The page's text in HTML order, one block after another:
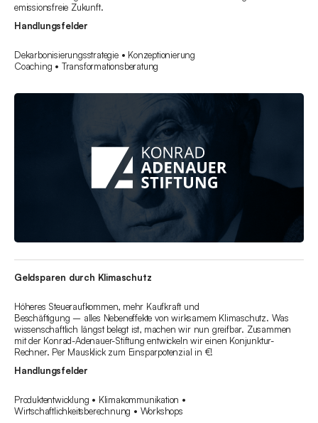
emissionsfreie Zukunft.
Handlungsfelder
Dekarbonisierungsstrategie • Konzeptionierung
Coaching • Transformationsberatung
Geldsparen durch Klimaschutz
Höheres Steueraufkommen, mehr Kaufkraft und
Beschäftigung – alles Nebeneffekte von wirksamem Klimaschutz. Was
wissenschaftlich längst belegt ist, machen wir nun greifbar. Zusammen
mit der Konrad-Adenauer-Stiftung entwickeln wir einen Konjunktur-
Rechner. Per Mausklick zum Einsparpotenzial in €!
Handlungsfelder
Produktentwicklung • Klimakommunikation •
Wirtschaftlichkeitsberechnung • Workshops